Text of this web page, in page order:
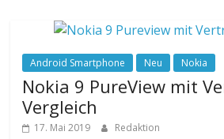
Android Smartphone Neu Nokia
Nokia 9 PureView mit
Vergleich
17. Mai 2019 Redaktion